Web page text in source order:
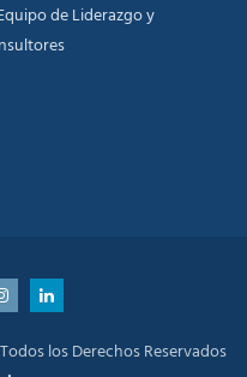
de Liderazgo y
los Derechos Reservados